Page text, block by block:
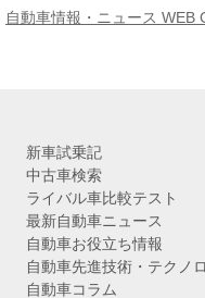
カ
自動車情報・ニュース WEB
新車試乗記
中古車検索
ライバル車比較テスト
最新自動車ニュース
自動車お役立ち情報
自動車先進技術・テクノ
自動車コラム